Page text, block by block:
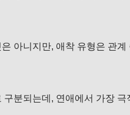
아니지만, 애착 유형은 관
분되는데, 연애에서 가장 극